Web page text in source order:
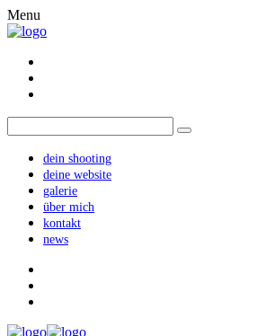
Menu
dein shooting
deine website
galerie
über mich
kontakt
news